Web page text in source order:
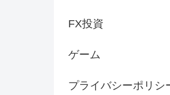
FX投資
ゲーム
プライバシーポリシ